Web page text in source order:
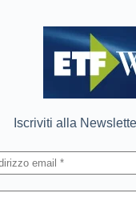
Iscriviti alla